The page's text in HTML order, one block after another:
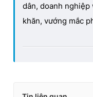
dân, doanh
khăn, vướng mắc